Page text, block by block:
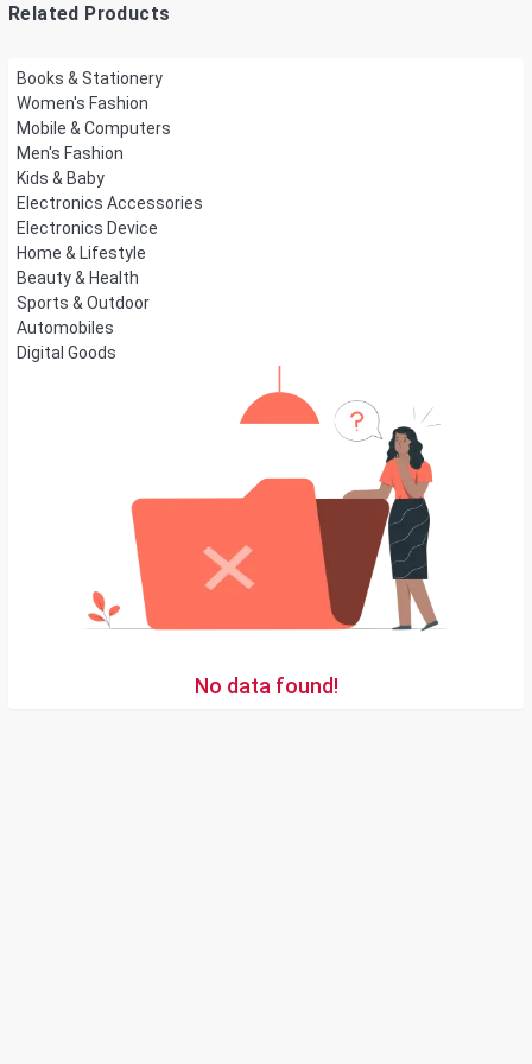
Related Products
Books & Stationery
Women's Fashion
Mobile & Computers
Men's Fashion
Kids & Baby
Electronics Accessories
Electronics Device
Home & Lifestyle
Beauty & Health
Sports & Outdoor
Automobiles
Digital Goods
No data found!